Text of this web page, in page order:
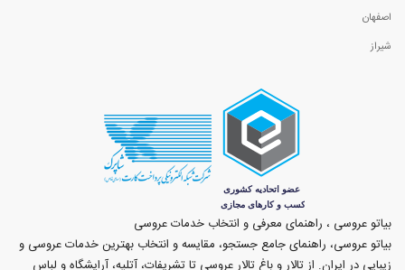
اصفهان
شیراز
بیاتو عروسی ، راهنمای معرفی و انتخاب خدمات عروسی
بیاتو عروسی، راهنمای جامع جستجو، مقایسه و انتخاب بهترین خدمات عروسی و
زیبایی در ایران. از تالار و باغ تالار عروسی تا تشریفات، آتلیه، آرایشگاه و لباس